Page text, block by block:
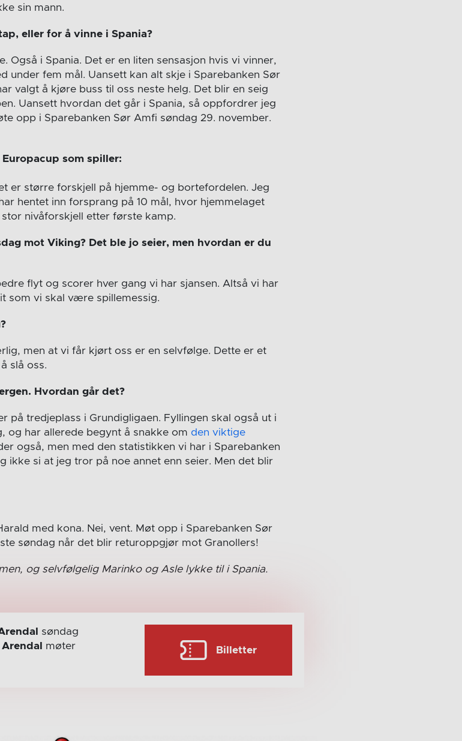
sin mann.
eller for å vinne i Spania?
Også i Spania. Det er en liten sensasjon hvis vi vinner,
under fem mål. Uansett kan alt skje i Sparebanken Sør
valgt å kjøre buss til oss neste helg. Det blir en seig
Uansett hvordan det går i Spania, så oppfordrer jeg
opp i Sparebanken Sør Amfi søndag 29. november.
som spiller:
er større forskjell på hjemme- og bortefordelen. Jeg
hentet inn forsprang på 10 mål, hvor hjemmelaget
nivåforskjell etter første kamp.
mot Viking? Det ble jo seier, men hvordan er du
flyt og scorer hver gang vi har sjansen. Altså vi har
som vi skal være spillemessig.
men at vi får kjørt oss er en selvfølge. Dette er et
slå oss.
Hvordan går det?
på tredjeplass i Grundigligaen. Fyllingen skal også ut i
og har allerede begynt å snakke om den viktige
også, men med den statistikken vi har i Sparebanken
ikke si at jeg tror på noe annet enn seier. Men det blir
med kona. Nei, vent. Møt opp i Sparebanken Sør
søndag når det blir returoppgjør mot Granollers!
og selvfølgelig Marinko og Asle lykke til i Spania.
søndag
møter
Billetter